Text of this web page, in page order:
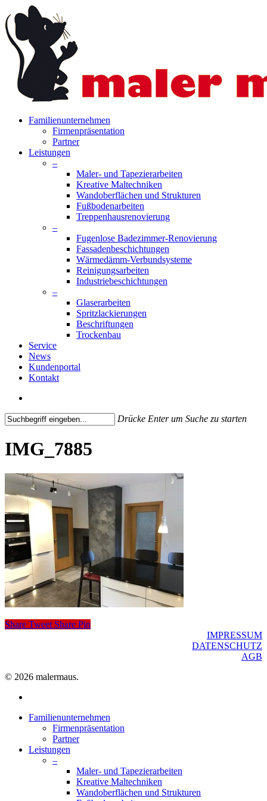
to
main
content
search
Menu
Familienunternehmen
Firmenpräsentation
Partner
Leistungen
–
Maler- und Tapezierarbeiten
Kreative Maltechniken
Wandoberflächen und Strukturen
Fußbodenarbeiten
Treppenhausrenovierung
–
Fugenlose Badezimmer-Renovierung
Fassadenbeschichtungen
Wärmedämm-Verbundsysteme
Reinigungsarbeiten
Industriebeschichtungen
–
Glaserarbeiten
Spritzlackierungen
Beschriftungen
Trockenbau
Service
News
Kundenportal
Kontakt
Drücke Enter um Suche zu starten
Search
IMG_7885
Share Tweet Share Pin
IMPRESSUM
DATENSCHUTZ
AGB
© 2026 malermaus.
Close
Familienunternehmen
Firmenpräsentation
Partner
Leistungen
–
Maler- und Tapezierarbeiten
Kreative Maltechniken
Wandoberflächen und Strukturen